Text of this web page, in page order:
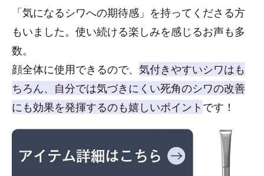
「気になるシワへの期待感」を持ってくださる方
もいました。使い続ける楽しみを感じるお声も多
数。
顔全体に使用できるので、 気付きやすいシワはも
ちろん、自分では気づきにくい死角のシワの改善
にも効果を発揮するのも嬉しいポイント です！